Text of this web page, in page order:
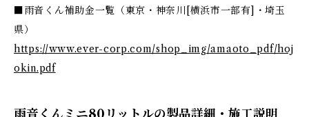
■雨音くん補助金一覧（東京・神奈川[横浜市一部有]・埼玉
県）
https://www.ever-corp.com/shop_img/amaoto_pdf/hoj
okin.pdf